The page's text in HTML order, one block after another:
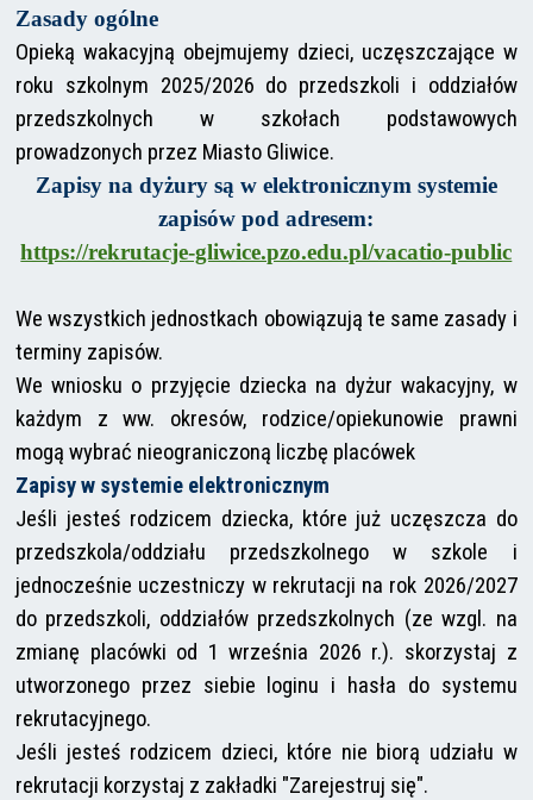
Zasady ogólne
Opieką wakacyjną obejmujemy dzieci, uczęszczające w
roku szkolnym 2025/2026 do przedszkoli i oddziałów
przedszkolnych w szkołach podstawowych
prowadzonych przez Miasto Gliwice.
Zapisy na dyżury są w elektronicznym systemie
zapisów pod adresem:
https://rekrutacje-gliwice.pzo.edu.pl/vacatio-public
We wszystkich jednostkach obowiązują te same zasady i
terminy zapisów.
We wniosku o przyjęcie dziecka na dyżur wakacyjny, w
każdym z ww. okresów, rodzice/opiekunowie prawni
mogą wybrać nieograniczoną liczbę placówek
Zapisy w systemie elektronicznym
Jeśli jesteś rodzicem dziecka, które już uczęszcza do
przedszkola/oddziału przedszkolnego w szkole i
jednocześnie uczestniczy w rekrutacji na rok 2026/2027
do przedszkoli, oddziałów przedszkolnych (ze wzgl. na
zmianę placówki od 1 września 2026 r.). skorzystaj z
utworzonego przez siebie loginu i hasła do systemu
rekrutacyjnego.
Jeśli jesteś rodzicem dzieci, które nie biorą udziału w
rekrutacji korzystaj z zakładki "Zarejestruj się".